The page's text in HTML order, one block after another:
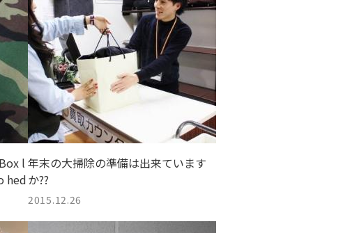
l
hed
年末の大掃除の準備は出来ています
か??
2015.12.26